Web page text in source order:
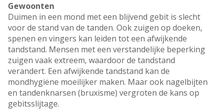
Gewoonten
Duimen in een mond met een blijvend gebit is slecht
voor de stand van de tanden. Ook zuigen op doeken,
spenen en vingers kan leiden tot een afwijkende
tandstand. Mensen met een verstandelijke beperking
zuigen vaak extreem, waardoor de tandstand
verandert. Een afwijkende tandstand kan de
mondhygiëne moeilijker maken. Maar ook nagelbijten
en tandenknarsen (bruxisme) vergroten de kans op
gebitsslijtage.